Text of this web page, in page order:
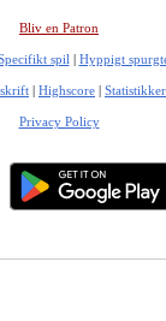
Bliv en Patron
spil | Hyppigt
| Highscore | Statistikker
Privacy Policy